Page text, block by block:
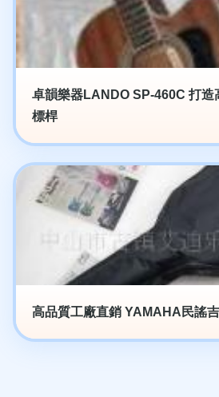
卓韻樂器LANDO SP-460C 打造
標桿
高品質工廠直銷 YAMAHA民謠